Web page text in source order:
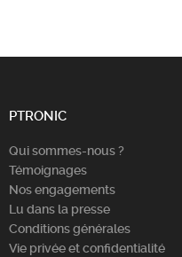
PTRONIC
Qui sommes-nous ?
Témoignages
Nos engagements
Lu dans la presse
Conditions générales
Vie privée et confidentialité